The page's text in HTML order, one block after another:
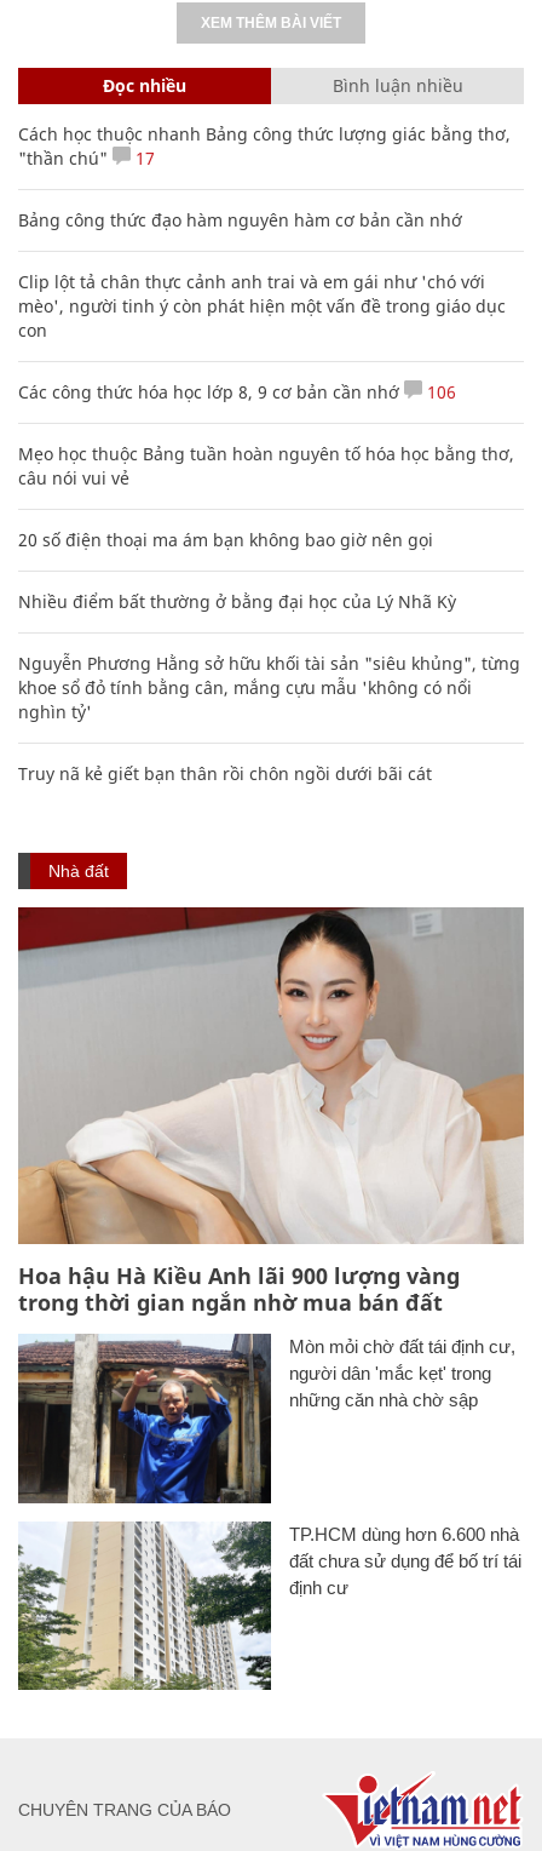
XEM THÊM BÀI VIẾT
Đọc nhiều Bình luận nhiều
Cách học thuộc nhanh Bảng công thức lượng giác bằng thơ,
"thần chú"
17
Bảng công thức đạo hàm nguyên hàm cơ bản cần nhớ
Clip lột tả chân thực cảnh anh trai và em gái như 'chó với
mèo', người tinh ý còn phát hiện một vấn đề trong giáo dục
con
Các công thức hóa học lớp 8, 9 cơ bản cần nhớ 106
Mẹo học thuộc Bảng tuần hoàn nguyên tố hóa học bằng thơ,
câu nói vui vẻ
20 số điện thoại ma ám bạn không bao giờ nên gọi
Nhiều điểm bất thường ở bằng đại học của Lý Nhã Kỳ
Nguyễn Phương Hằng sở hữu khối tài sản "siêu khủng", từng
khoe sổ đỏ tính bằng cân, mắng cựu mẫu 'không có nổi
nghìn tỷ'
Truy nã kẻ giết bạn thân rồi chôn ngồi dưới bãi cát
Nhà đất
Hoa hậu Hà Kiều Anh lãi 900 lượng vàng
trong thời gian ngắn nhờ mua bán đất
Mòn mỏi chờ đất tái định cư,
người dân 'mắc kẹt' trong
những căn nhà chờ sập
TP.HCM dùng hơn 6.600 nhà
đất chưa sử dụng để bố trí tái
định cư
CHUYÊN TRANG CỦA BÁO